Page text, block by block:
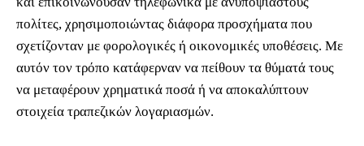
πολίτες, χρησιμοποιώντας διάφορα προσχήματα που
σχετίζονταν με φορολογικές ή οικονομικές υποθέσεις. Με
αυτόν τον τρόπο κατάφερναν να πείθουν τα θύματά τους
να μεταφέρουν χρηματικά ποσά ή να αποκαλύπτουν
στοιχεία τραπεζικών λογαριασμών.